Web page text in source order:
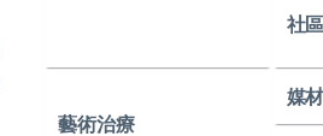
社
藝術治療
媒